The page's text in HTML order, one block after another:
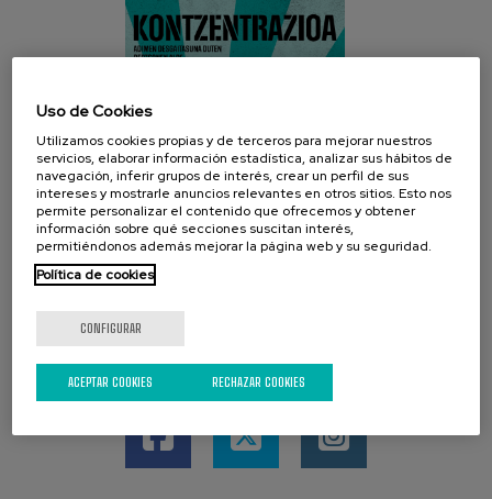
REDES SOCIALES
Uso de Cookies
Utilizamos cookies propias y de terceros para mejorar nuestros
servicios, elaborar información estadística, analizar sus hábitos de
navegación, inferir grupos de interés, crear un perfil de sus
intereses y mostrarle anuncios relevantes en otros sitios. Esto nos
permite personalizar el contenido que ofrecemos y obtener
información sobre qué secciones suscitan interés,
permitiéndonos además mejorar la página web y su seguridad.
Política de cookies
CONFIGURAR
RECHAZAR COOKIES
ACEPTAR COOKIES